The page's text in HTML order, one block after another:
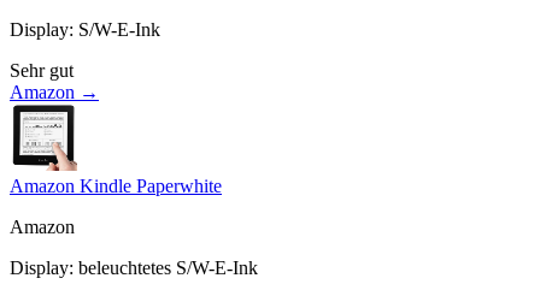
Display: S/W-E-Ink
Sehr gut
Amazon →
Amazon Kindle Paperwhite
Amazon
Display: beleuchtetes S/W-E-Ink